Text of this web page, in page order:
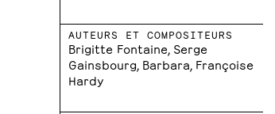
AUTEURS ET COMPOSITEURS
Brigitte Fontaine, Serge
Gainsbourg, Barbara, Françoise
Hardy